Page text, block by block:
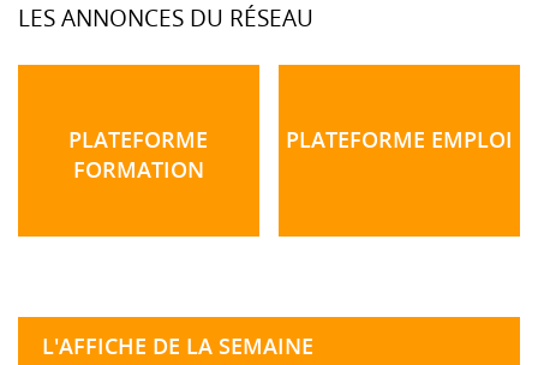
LES ANNONCES DU RÉSEAU
PLATEFORME
FORMATION
PLATEFORME EMPLOI
L'AFFICHE DE LA SEMAINE